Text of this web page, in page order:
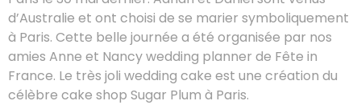
d’Australie et ont choisi de se marier symboliquement
à Paris. Cette belle journée a été organisée par nos
amies Anne et Nancy wedding planner de Fête in
France. Le très joli wedding cake est une création du
célèbre cake shop Sugar Plum à Paris.